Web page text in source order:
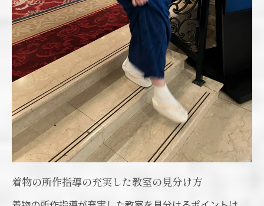
無理なく所作を習得する着物学びの流れ
着物の所作指導の充実した教室の見分け方